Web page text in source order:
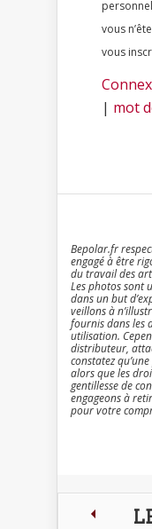
personnel qui
vous
vous
| mot
Bepolar.fr
engagé à être
du travail des
Les photos sont
dans un but
veillons à
fournis dans les
utilisation.
distributeur,
constatez
alors que les
gentillesse de
engageons à
pour votre